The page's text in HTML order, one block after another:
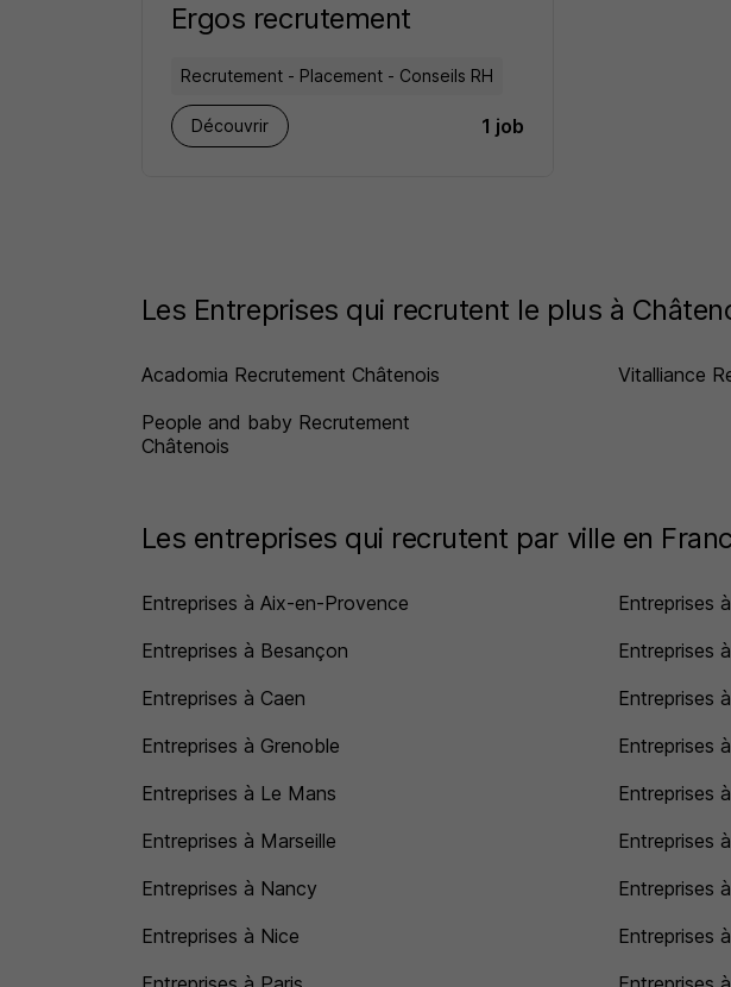
Ergos recrutement
Recrutement - Placement - Conseils RH
Découvrir 1 job
Les Entreprises qui recrutent le plus à
Acadomia Recrutement Châtenois Vitalliance
People and baby Recrutement
Châtenois
Les entreprises qui recrutent par ville en
Entreprises à Aix-en-Provence Entreprises
Entreprises à Besançon
Entreprises
Entreprises à Caen
Entreprises
Entreprises à Grenoble
Entreprises
Entreprises à Le Mans
Entreprises
Entreprises à Marseille
Entreprises
Entreprises à Nancy
Entreprises
Entreprises à Nice
Entreprises